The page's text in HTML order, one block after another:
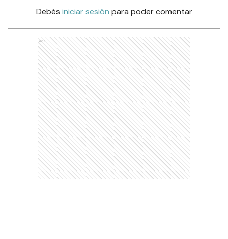
Comentarios
Debésiniciar sesiónpara poder comentar